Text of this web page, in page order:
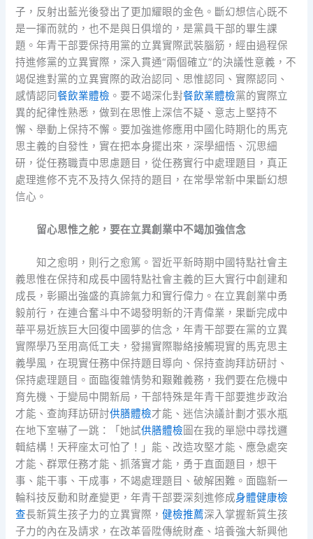
子，反射出藍光後發出了更加耀眼的金色。斷幻想信心既不
是一揮而就的，也不是與日俱增的，是黨員干部的畢生課
題。年青干部要保持用黨的立異實際武裝腦筋，經由過程保
持進修黨的立異實際，深入貫通“兩個確立”的決議性意義，不
竭促進對黨的立異實際的政治認同、思惟認同、實際認同、
感情認同餐飲業體檢 。要不竭深化對餐飲業體檢黨的實際立
異的紀律性熟悉，做到在思惟上深信不疑、意志上堅持不
懈、舉動上保持不懈。要加強進修應用中國化時期化的馬克
思主義的自發性，實在把本身擺出來，深學細悟、沉思細
研，從任務職責中思慮題目，從任務實行中處理題目，真正
處理進修不克不及持久保持的題目，在常學常新中果斷幻想
信心。
留心思惟之舵，要在立異創業中不竭加強信念
知之愈明，則行之愈篤。習近平新時期中國特點社會主
義思惟在保持和成長中國特點社會主義的巨大實行中創建和
成長，彰顯出強盛的真諦氣力和實行偉力。在立異創業中勇
毅前行，在連合奮斗中不竭發明新的汗青偉業，果斷完成中
華平易近族巨大回復中國夢的信念，年青干部要在黨的立異
實際學乃至用高低工夫，發揚實際聯絡接觸現實的馬克思主
義學風，在現實任務中保持題目導向、保持查詢拜訪研討、
保持處理題目。面臨復雜情勢和艱難義務，我們要在危機中
育先機、于變局中開新局，干部特殊是年青干部要進步政治
才能、查詢拜訪研討供膳體檢才能、迷信決議計劃才張水瓶
在地下室嚇了一跳：「她試供膳體檢 圖在我的單戀中尋找邏
輯結構！天秤座太可怕了！」能、改造攻堅才能、應急處突
才能、群眾任務才能、抓落實才能，勇于直面題目，想干
事、能干事、干成事，不竭處理題目、破解困難。面臨新一
輪科技反動和財產變更，年青干部要深刻進修成身體健康檢
查長新質生孩子力的立異實際，健檢推薦深入掌握新質生孩
子力的內在及請求，在改革晉陞傳統財產、培養強大新興他